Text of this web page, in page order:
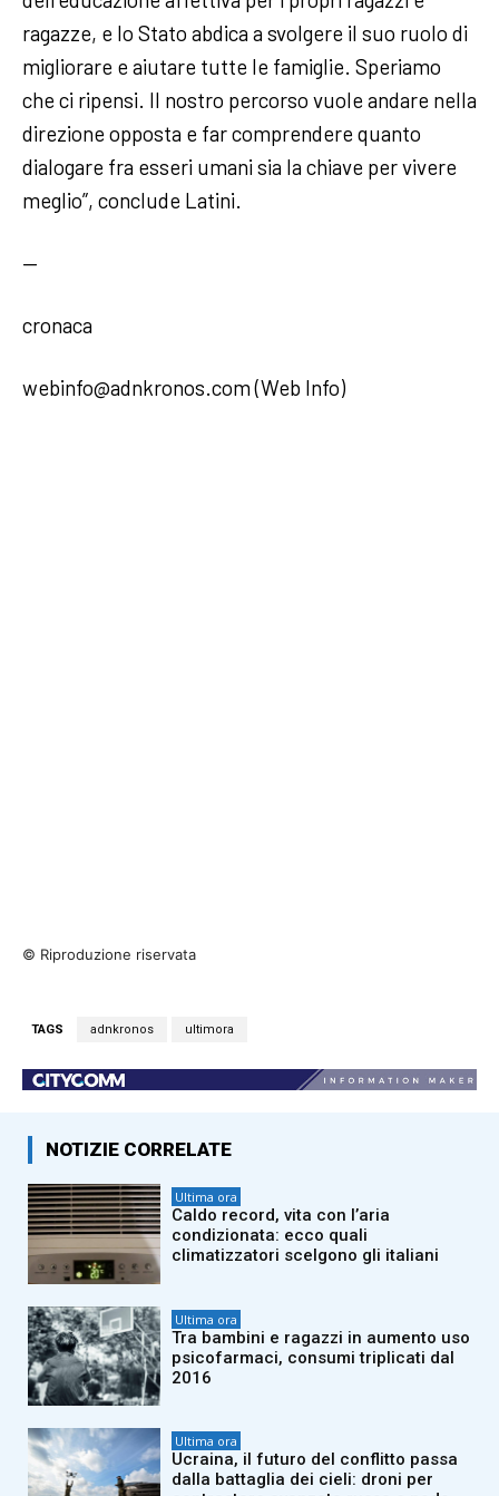
ragazze, e lo Stato abdica a svolgere il suo ruolo di
migliorare e aiutare tutte le famiglie. Speriamo
che ci ripensi. Il nostro percorso vuole andare nella
direzione opposta e far comprendere quanto
dialogare fra esseri umani sia la chiave per vivere
meglio”, conclude Latini.
—
cronaca
webinfo@adnkronos.com (Web Info)
© Riproduzione riservata
TAGS adnkronos ultimora
NOTIZIE CORRELATE
Ultima ora
Caldo record, vita con l’aria
condizionata: ecco quali
climatizzatori scelgono gli italiani
Ultima ora
Tra bambini e ragazzi in aumento uso
psicofarmaci, consumi triplicati dal
2016
Ultima ora
Ucraina, il futuro del conflitto passa
dalla battaglia dei cieli: droni per